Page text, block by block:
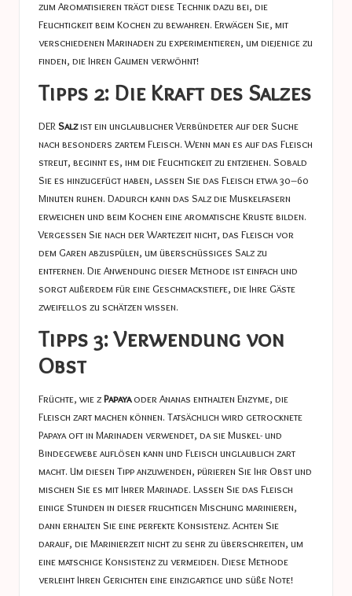
zum Aromatisieren trägt diese Technik dazu bei, die
Feuchtigkeit beim Kochen zu bewahren. Erwägen Sie, mit
verschiedenen Marinaden zu experimentieren, um diejenige zu
finden, die Ihren Gaumen verwöhnt!
Tipps 2: Die Kraft des Salzes
DER Salzist ein unglaublicher Verbündeter auf der Suche
nach besonders zartem Fleisch. Wenn man es auf das Fleisch
streut, beginnt es, ihm die Feuchtigkeit zu entziehen. Sobald
Sie es hinzugefügt haben, lassen Sie das Fleisch etwa 30–60
Minuten ruhen. Dadurch kann das Salz die Muskelfasern
erweichen und beim Kochen eine aromatische Kruste bilden.
Vergessen Sie nach der Wartezeit nicht, das Fleisch vor
dem Garen abzuspülen, um überschüssiges Salz zu
entfernen. Die Anwendung dieser Methode ist einfach und
sorgt außerdem für eine Geschmackstiefe, die Ihre Gäste
zweifellos zu schätzen wissen.
Tipps 3: Verwendung von
Obst
Früchte, wie zPapayaoder Ananas enthalten Enzyme, die
Fleisch zart machen können. Tatsächlich wird getrocknete
Papaya oft in Marinaden verwendet, da sie Muskel- und
Bindegewebe auflösen kann und Fleisch unglaublich zart
macht. Um diesen Tipp anzuwenden, pürieren Sie Ihr Obst und
mischen Sie es mit Ihrer Marinade. Lassen Sie das Fleisch
einige Stunden in dieser fruchtigen Mischung marinieren,
dann erhalten Sie eine perfekte Konsistenz. Achten Sie
darauf, die Marinierzeit nicht zu sehr zu überschreiten, um
eine matschige Konsistenz zu vermeiden. Diese Methode
verleiht Ihren Gerichten eine einzigartige und süße Note!